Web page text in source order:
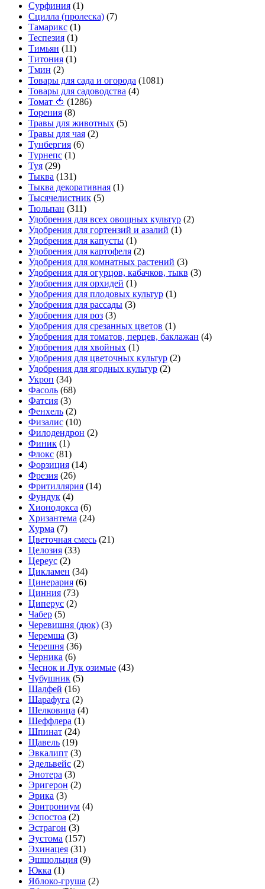
Сурфиния (1)
Сцилла (пролеска) (7)
Тамарикс (1)
Теспезия (1)
Тимьян (11)
Титония (1)
Тмин (2)
Товары для сада и огорода (1081)
Товары для садоводства (4)
Томат 🍅 (1286)
Торения (8)
Травы для животных (5)
Травы для чая (2)
Тунбергия (6)
Турнепс (1)
Туя (29)
Тыква (131)
Тыква декоративная (1)
Тысячелистник (5)
Тюльпан (311)
Удобрения для всех овощных культур (2)
Удобрения для гортензий и азалий (1)
Удобрения для капусты (1)
Удобрения для картофеля (2)
Удобрения для комнатных растений (3)
Удобрения для огурцов, кабачков, тыкв (3)
Удобрения для орхидей (1)
Удобрения для плодовых культур (1)
Удобрения для рассады (3)
Удобрения для роз (3)
Удобрения для срезанных цветов (1)
Удобрения для томатов, перцев, баклажан (4)
Удобрения для хвойных (1)
Удобрения для цветочных культур (2)
Удобрения для ягодных культур (2)
Укроп (34)
Фасоль (68)
Фатсия (3)
Фенхель (2)
Физалис (10)
Филодендрон (2)
Финик (1)
Флокс (81)
Форзиция (14)
Фрезия (26)
Фритиллярия (14)
Фундук (4)
Хионодокса (6)
Хризантема (24)
Хурма (7)
Цветочная смесь (21)
Целозия (33)
Цереус (2)
Цикламен (34)
Цинерария (6)
Цинния (73)
Циперус (2)
Чабер (5)
Черевишня (дюк) (3)
Черемша (3)
Черешня (36)
Черника (6)
Чеснок и Лук озимые (43)
Чубушник (5)
Шалфей (16)
Шарафуга (2)
Шелковица (4)
Шеффлера (1)
Шпинат (24)
Щавель (19)
Эвкалипт (3)
Эдельвейс (2)
Энотера (3)
Эригерон (2)
Эрика (3)
Эритрониум (4)
Эспостоа (2)
Эстрагон (3)
Эустома (157)
Эхинацея (31)
Эшшольция (9)
Юкка (1)
Яблоко-груша (2)